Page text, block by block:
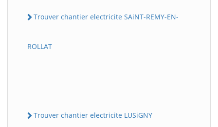
Trouver chantier electricite SAiNT-REMY-EN-
ROLLAT
Trouver chantier electricite LUSiGNY